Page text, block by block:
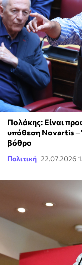
Πολάκης: Είναι
υπόθεση Novartis –
βόθρο
Πολιτική 22.07.2026